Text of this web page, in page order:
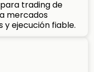
trading de
mercados
y ejecución fiable.